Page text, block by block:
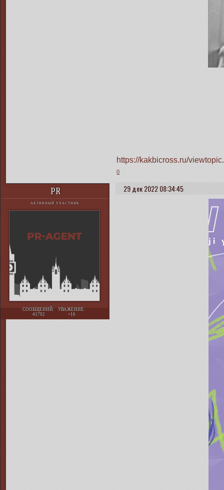
https://kakbicross.ru/
0
29 дек 2022 08:34:45
PR
АКТИВНЫЙ УЧАСТНИК
СООБЩЕНИЙ:
41792
УВАЖЕНИЕ:
+10